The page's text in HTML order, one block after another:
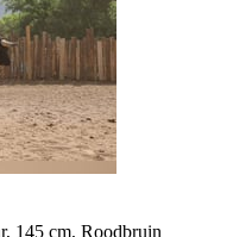
145 cm, Roodbruin